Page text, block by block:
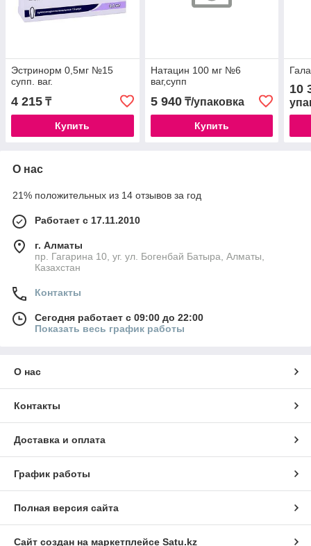
Эстринорм 0,5мг №15
супп. ваг.
4 215 ₸
Купить
Натацин 100 мг №6
ваг,супп
5 940₸/упаковка
Купить
10
О нас
21% положительных из 14 отзывов за год
Работает с 17.11.2010
г. Алматы
пр. Гагарина 10, уг. ул. Богенбай Батыра, Алматы,
Казахстан
Контакты
Сегодня работает с 09:00 до 22:00
Показать весь график работы
О нас
Контакты
Доставка и оплата
График работы
Полная версия сайта
Сайт создан на маркетплейсе Satu.kz